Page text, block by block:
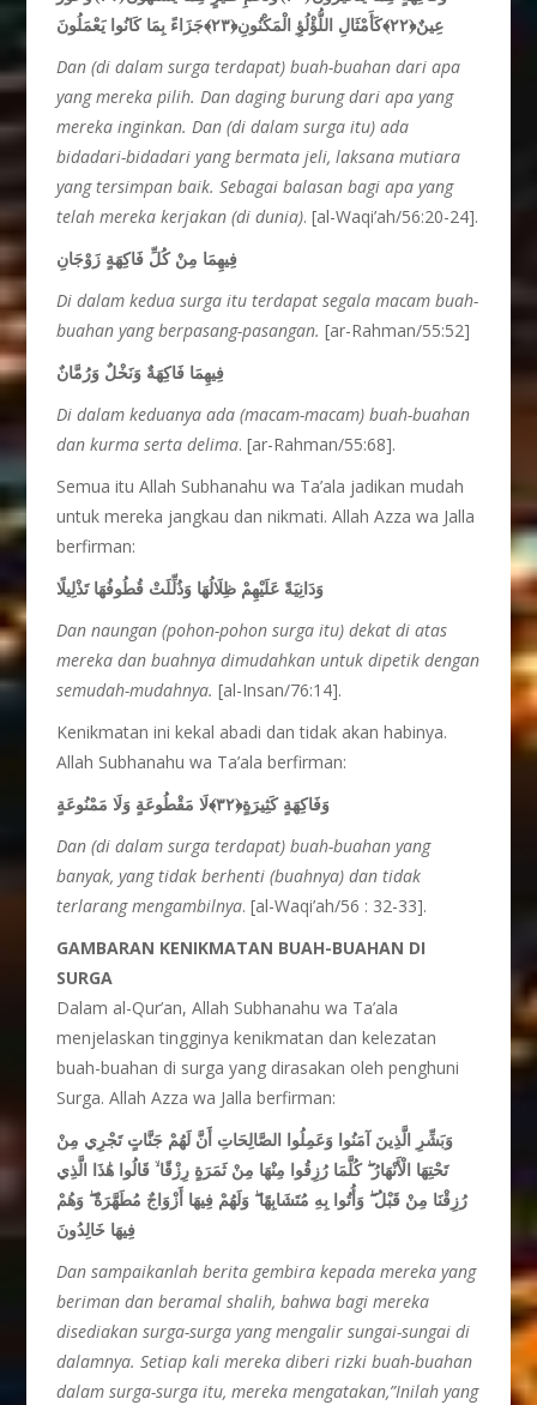
عِينٌ﴿٢٢﴾كَأَمْثَالِ اللُّؤْلُؤِ الْمَكْنُونِ﴿٢٣﴾جَزَاءً بِمَا كَانُوا يَعْمَلُونَ
Dan (di dalam surga terdapat) buah-buahan dari apa
yang mereka pilih. Dan daging burung dari apa yang
mereka inginkan. Dan (di dalam surga itu) ada
bidadari-bidadari yang bermata jeli, laksana mutiara
yang tersimpan baik. Sebagai balasan bagi apa yang
telah mereka kerjakan (di dunia). [al-Waqi’ah/56:20-24].
فِيهِمَا مِنْ كُلِّ فَاكِهَةٍ زَوْجَانِ
Di dalam kedua surga itu terdapat segala macam buah-
buahan yang berpasang-pasangan. [ar-Rahman/55:52]
فِيهِمَا فَاكِهَةٌ وَنَخْلٌ وَرُمَّانٌ
Di dalam keduanya ada (macam-macam) buah-buahan
dan kurma serta delima. [ar-Rahman/55:68].
Semua itu Allah Subhanahu wa Ta’ala jadikan mudah
untuk mereka jangkau dan nikmati. Allah Azza wa Jalla
berfirman:
وَدَانِيَةً عَلَيْهِمْ ظِلَالُهَا وَذُلِّلَتْ قُطُوفُهَا تَذْلِيلًا
Dan naungan (pohon-pohon surga itu) dekat di atas
mereka dan buahnya dimudahkan untuk dipetik dengan
semudah-mudahnya. [al-Insan/76:14].
Kenikmatan ini kekal abadi dan tidak akan habinya.
Allah Subhanahu wa Ta’ala berfirman:
وَفَاكِهَةٍ كَثِيرَةٍ﴿٣٢﴾لَا مَقْطُوعَةٍ وَلَا مَمْنُوعَةٍ
Dan (di dalam surga terdapat) buah-buahan yang
banyak, yang tidak berhenti (buahnya) dan tidak
terlarang mengambilnya. [al-Waqi’ah/56 : 32-33].
GAMBARAN KENIKMATAN BUAH-BUAHAN DI
SURGA
Dalam al-Qur’an, Allah Subhanahu wa Ta’ala
menjelaskan tingginya kenikmatan dan kelezatan
buah-buahan di surga yang dirasakan oleh penghuni
Surga. Allah Azza wa Jalla berfirman:
وَبَشِّرِ الَّذِينَ آمَنُوا وَعَمِلُوا الصَّالِحَاتِ أَنَّ لَهُمْ جَنَّاتٍ تَجْرِي مِنْ
تَحْتِهَا الْأَنْهَارُ ۖ كُلَّمَا رُزِقُوا مِنْهَا مِنْ ثَمَرَةٍ رِزْقًا ۙ قَالُوا هَٰذَا الَّذِي
رُزِقْنَا مِنْ قَبْلُ ۖ وَأُتُوا بِهِ مُتَشَابِهًا ۖ وَلَهُمْ فِيهَا أَزْوَاجٌ مُطَهَّرَةٌ ۖ وَهُمْ
فِيهَا خَالِدُونَ
Dan sampaikanlah berita gembira kepada mereka yang
beriman dan beramal shalih, bahwa bagi mereka
disediakan surga-surga yang mengalir sungai-sungai di
dalamnya. Setiap kali mereka diberi rizki buah-buahan
dalam surga-surga itu, mereka mengatakan,”Inilah yang